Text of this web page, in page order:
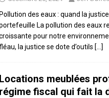
Pollution des eaux : quand la
La pollution des eaux
pour notre
la justice se dote d’outils […]
Locations meublées
régime fiscal qui fait la